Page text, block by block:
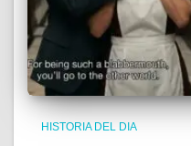
HISTORIA DEL DIA